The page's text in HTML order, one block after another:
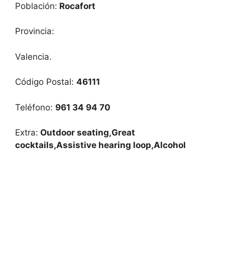
Población: Rocafort
Provincia:
Valencia.
Código Postal: 46111
Teléfono: 961 34 94 70
Extra: Outdoor seating,Great
cocktails,Assistive hearing loop,Alcohol